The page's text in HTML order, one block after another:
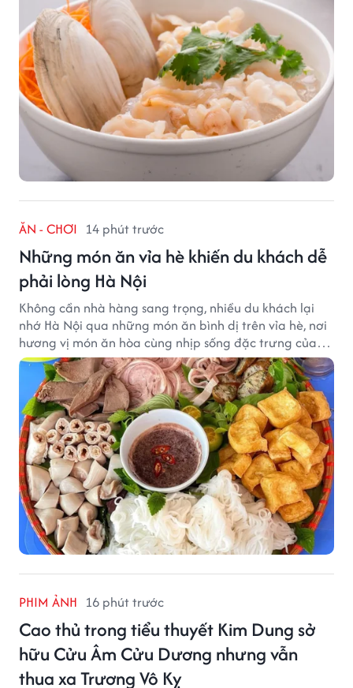
ĂN - CHƠI 14 phút trước
Những món ăn vỉa hè khiến du khách dễ
phải lòng Hà Nội
Không cần nhà hàng sang trọng, nhiều du khách lại
nhớ Hà Nội qua những món ăn bình dị trên vỉa hè, nơi
hương vị món ăn hòa cùng nhịp sống đặc trưng của
phố phường.
PHIM ẢNH 16 phút trước
Cao thủ trong tiểu thuyết Kim Dung sở
hữu Cửu Âm Cửu Dương nhưng vẫn
thua xa Trương Vô Kỵ